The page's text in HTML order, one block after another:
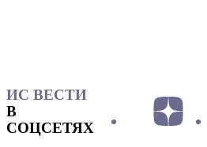
ИС ВЕСТИ
В
СОЦСЕТЯХ